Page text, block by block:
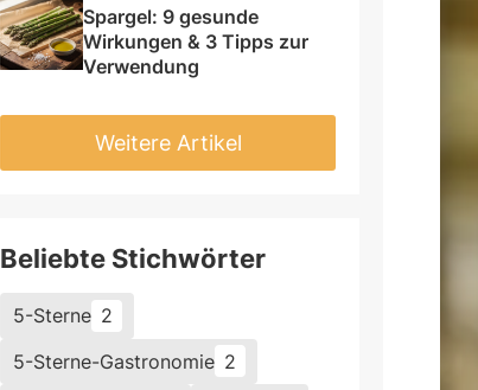
Spargel: 9 gesunde
Wirkungen & 3 Tipps zur
Verwendung
Weitere Artikel
Beliebte Stichwörter
5-Sterne 2
5-Sterne-Gastronomie 2